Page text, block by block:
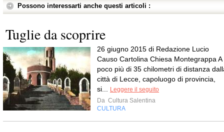
Possono interessarti anche questi articoli :
Tuglie da scoprire
26 giugno 2015 di Redazione Lucio
Causo Cartolina Chiesa Montegrappa A
poco più di 35 chilometri di distanza
città di Lecce, capoluogo di provincia,
si...
Leggere il seguito
Da Cultura Salentina
CULTURA